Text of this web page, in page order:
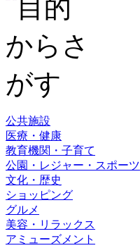
公共施設
医療・健康
教育機関・子育て
公園・レジャー・スポーツ
文化・歴史
ショッピング
グルメ
美容・リラックス
アミューズメント